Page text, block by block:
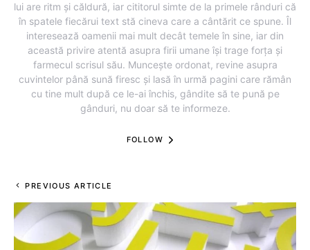
lui are ritm și căldură, iar cititorul simte de la primele rânduri că
în spatele fiecărui text stă cineva care a cântărit ce spune. Îl
interesează oamenii mai mult decât temele în sine, iar din
această privire atentă asupra firii umane își trage forța și
farmecul scrisul său. Muncește ordonat, revine asupra
cuvintelor până sună firesc și lasă în urmă pagini care rămân
cu tine mult după ce le-ai închis, gândite să te pună pe
gânduri, nu doar să te informeze.
FOLLOW
PREVIOUS ARTICLE